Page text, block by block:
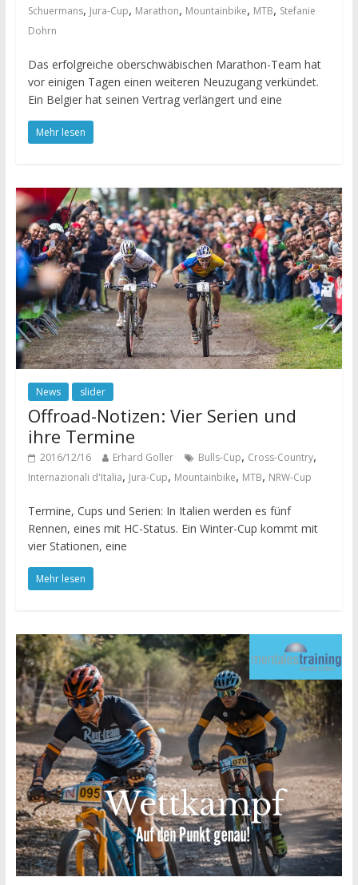
Schuermans, Jura-Cup, Marathon, Mountainbike, MTB, Stefanie
Dohrn
Das erfolgreiche oberschwäbischen Marathon-Team hat
vor einigen Tagen einen weiteren Neuzugang verkündet.
Ein Belgier hat seinen Vertrag verlängert und eine
Mehr lesen
News slider
Offroad-Notizen: Vier Serien und
ihre Termine
2016/12/16 Erhard Goller Bulls-Cup, Cross-Country,
Internazionali d'Italia, Jura-Cup, Mountainbike, MTB, NRW-Cup
Termine, Cups und Serien: In Italien werden es fünf
Rennen, eines mit HC-Status. Ein Winter-Cup kommt mit
vier Stationen, eine
Mehr lesen